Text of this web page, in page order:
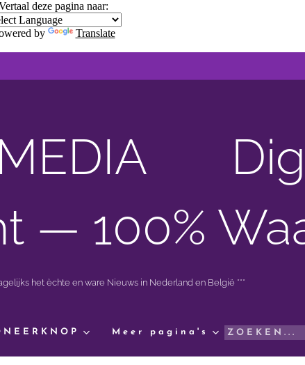
deze pagina naar:
by Translate
🟣
— 100%
het èchte en ware Nieuws in Nederland en België ***
Meer pagina's